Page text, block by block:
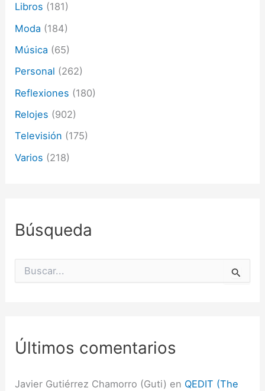
Libros (181)
Moda (184)
Música (65)
Personal (262)
Reflexiones (180)
Relojes (902)
Televisión (175)
Varios (218)
Búsqueda
Últimos comentarios
Javier Gutiérrez Chamorro (Guti) en QEDIT (The